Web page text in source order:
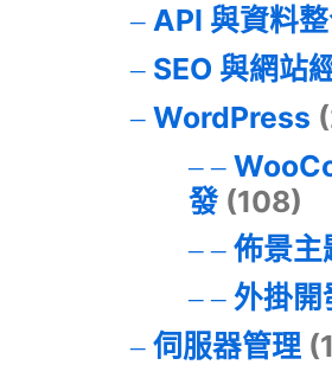
API 與資料
SEO 與網站
WordPress
發(108)
佈景主
外掛開
伺服器管理